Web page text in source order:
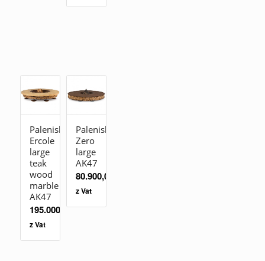
Palenisko
Ercole
large
teak
wood
marble
AK47
195.000,00zł
z Vat
Palenisko
Zero
large
AK47
80.900,00
z Vat